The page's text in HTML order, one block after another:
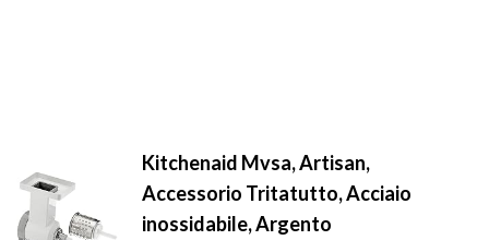
Kitchenaid Mvsa, Artisan,
Accessorio Tritatutto, Acciaio
inossidabile, Argento